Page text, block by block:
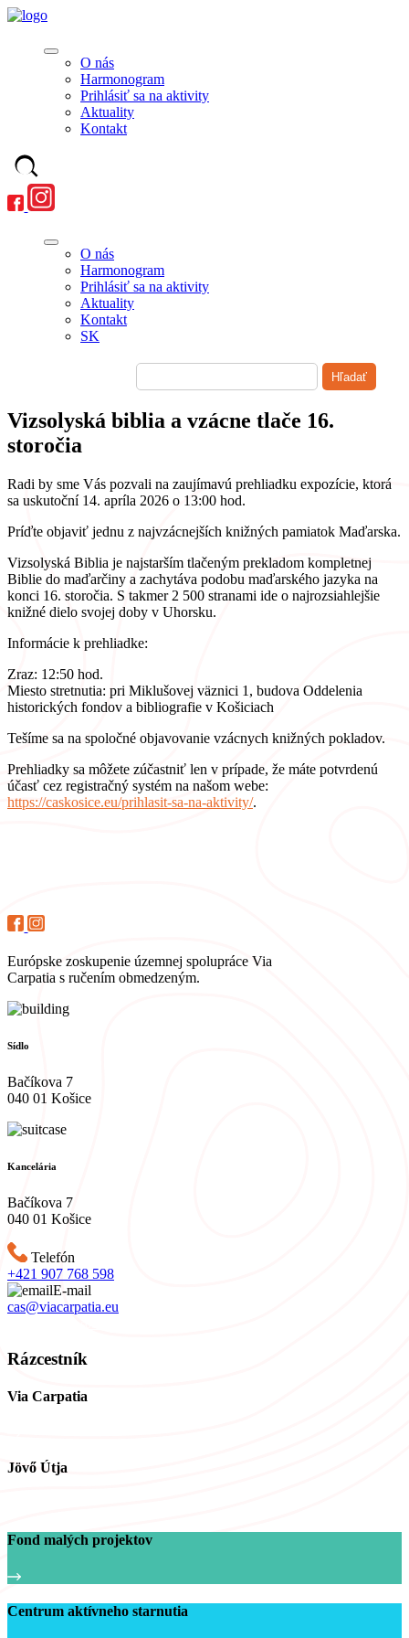
O nás
Harmonogram
Prihlásiť sa na aktivity
Aktuality
Kontakt
O nás
Harmonogram
Prihlásiť sa na aktivity
Aktuality
Kontakt
SK
Vizsolyská biblia a vzácne tlače 16.
storočia
Radi by sme Vás pozvali na zaujímavú prehliadku expozície, ktorá
sa uskutoční 14. apríla 2026 o 13:00 hod.
Príďte objaviť jednu z najvzácnejších knižných pamiatok Maďarska.
Vizsolyská Biblia je najstarším tlačeným prekladom kompletnej
Biblie do maďarčiny a zachytáva podobu maďarského jazyka na
konci 16. storočia. S takmer 2 500 stranami ide o najrozsiahlejšie
knižné dielo svojej doby v Uhorsku.
Informácie k prehliadke:
Zraz: 12:50 hod.
Miesto stretnutia: pri Miklušovej väznici 1, budova Oddelenia
historických fondov a bibliografie v Košiciach
Tešíme sa na spoločné objavovanie vzácnych knižných pokladov.
Prehliadky sa môžete zúčastniť len v prípade, že máte potvrdenú
účasť cez registračný systém na našom webe:
https://caskosice.eu/prihlasit-sa-na-aktivity/.
Európske zoskupenie územnej spolupráce Via
Carpatia s ručením obmedzeným.
Sídlo
Bačíkova 7
040 01 Košice
Kancelária
Bačíkova 7
040 01 Košice
Telefón
+421 907 768 598
E-mail
cas@viacarpatia.eu
Rázcestník
Via Carpatia
Jövő Útja
Fond malých projektov
Centrum aktívneho starnutia